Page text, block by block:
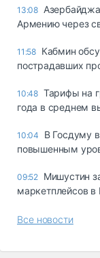
13:08
Армению через
11:58 Кабмин
пострадавших
10:48 Тарифы на
года в среднем
10:04
В Госдуму
повышенным
09:52 Мишустин
маркетплейсов в
Все новости